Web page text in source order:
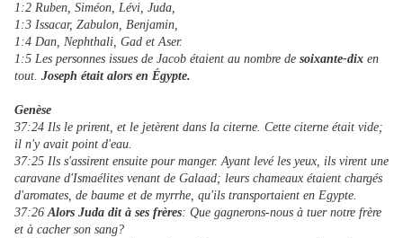
1:2 Ruben, Siméon, Lévi, Juda,
1:3 Issacar, Zabulon, Benjamin,
1:4 Dan, Nephthali, Gad et Aser.
1:5 Les personnes issues de Jacob étaient au nombre de soixante-dix en
tout. Joseph était alors en Égypte.
Genèse
37:24 Ils le prirent, et le jetèrent dans la citerne. Cette citerne était vide;
il n'y avait point d'eau.
37:25 Ils s'assirent ensuite pour manger. Ayant levé les yeux, ils virent une
caravane d'Ismaélites venant de Galaad; leurs chameaux étaient chargés
d'aromates, de baume et de myrrhe, qu'ils transportaient en Egypte.
37:26Alors Juda dit à ses frères: Que gagnerons-nous à tuer notre frère
et à cacher son sang?